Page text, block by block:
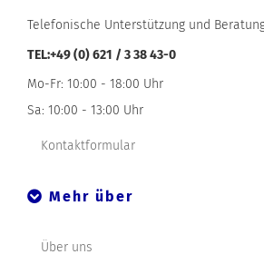
Telefonische Unterstützung und
TEL:+49 (0) 621 / 3 38 43-0
Mo-Fr: 10:00 - 18:00 Uhr
Sa: 10:00 - 13:00 Uhr
Kontaktformular
Mehr über
Über uns